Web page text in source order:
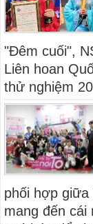
"Đêm cuối",
Liên hoan
thử nghiệm
phối hợp giữa
mang đến